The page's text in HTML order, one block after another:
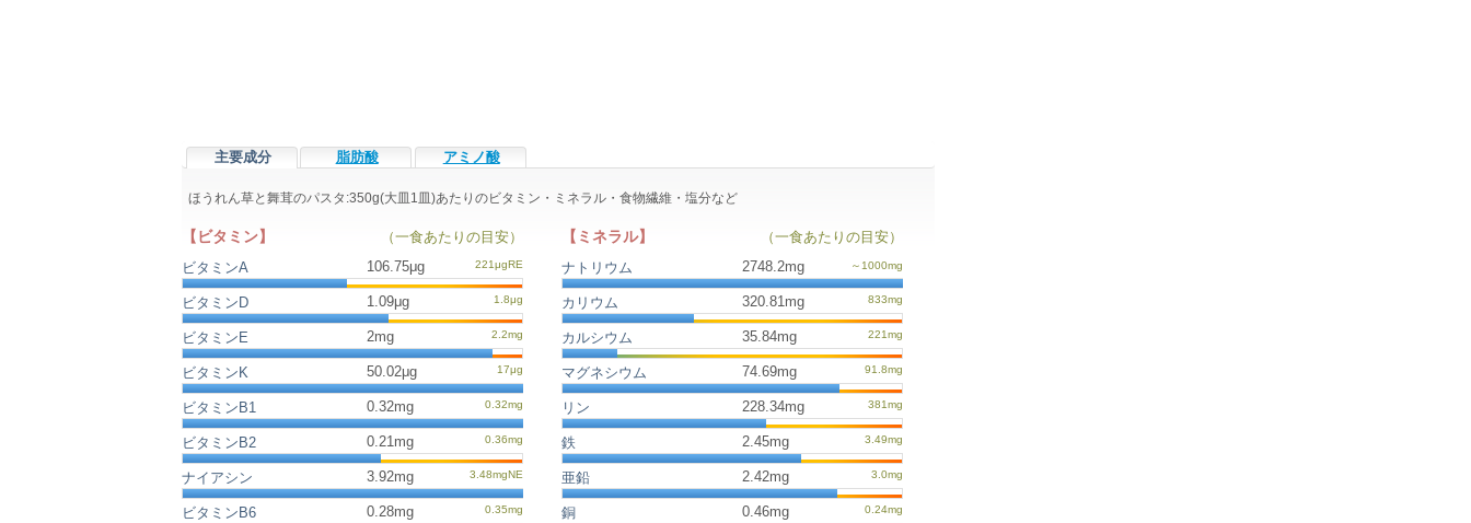
主要成分 脂肪酸 アミノ酸
ほうれん草と舞茸のパスタ:350g(大皿1皿)あたりのビタミン・ミネラル・食物繊維・塩分など
【ビタミン】
（一食あたりの目安）
ビタミンA
106.75μg
ビタミンD 1.09μg
ビタミンE 2mg
ビタミンK 50.02μg
ビタミンB1 0.32mg
ビタミンB2 0.21mg
ナイアシン 3.92mg
ビタミンB6 0.28mg
【ミネラル】
（一食あたりの目安）
ナトリウム
2748.2mg
カリウム 320.81mg
カルシウム 35.84mg
マグネシウム 74.69mg
リン 228.34mg
鉄 2.45mg
亜鉛 2.42mg
銅 0.46mg